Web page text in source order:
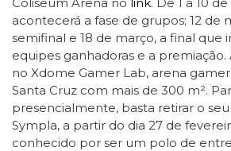
acontecerá a fase de grupos; 12 de
semifinal e 18 de março, a final que
equipes ganhadoras e a
no Xdome Gamer Lab, arena
Santa Cruz com mais de 300 m².
presencialmente, basta retirar o
Sympla, a partir do dia 27 de
conhecido por ser um polo de